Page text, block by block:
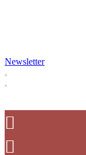
Newsletter